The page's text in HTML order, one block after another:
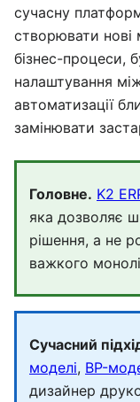
сучасну
створювати нові
бізнес-процеси,
налаштування
автоматизації
замінювати
Головне. K2
яка дозволяє
рішення, а не
важкого
Сучасний
моделі, BP-
дизайнер